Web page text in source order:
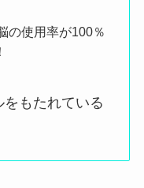
の使用率が100％
もたれている